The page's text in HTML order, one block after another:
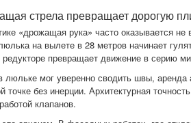
стрела превращает дорогую
«дрожащая рука» часто оказывается
на вылете в 28 метров начинает
редукторе превращает движение в серию
люльке мог уверенно сводить швы, аренда
точке без инерции. Архитектурная
клапанов.